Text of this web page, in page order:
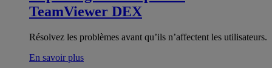
TeamViewer DEX
Résolvez les problèmes avant qu’ils n’affectent les utilisateurs.
En savoir plus